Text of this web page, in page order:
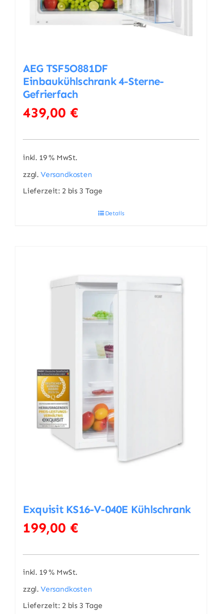
AEG TSF5O881DF
Einbaukühlschrank 4-Sterne-
Gefrierfach
439,00 €
inkl. 19 % MwSt.
zzgl. Versandkosten
Lieferzeit: 2 bis 3 Tage
Details
Exquisit KS16-V-040E Kühlschrank
199,00 €
inkl. 19 % MwSt.
zzgl. Versandkosten
Lieferzeit: 2 bis 3 Tage